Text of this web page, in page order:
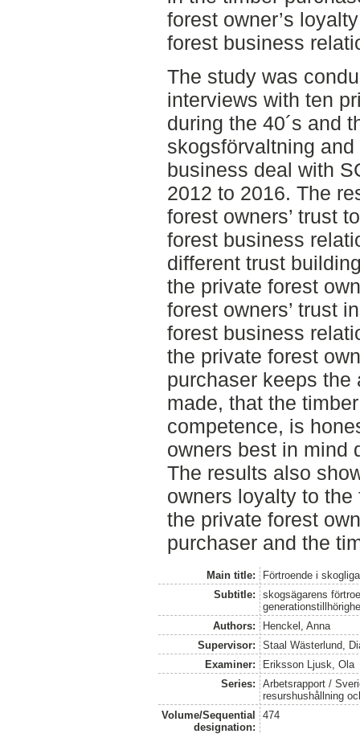
forest owner’s
forest business
The study was
interviews with ten
during the 40´s and
skogsförvaltning
business deal with
2012 to 2016. The
forest owners’ trust
forest business
different trust
the private forest
forest owners’ trust
forest business
the private forest
purchaser keeps the
made, that the
competence, is
owners best in mind
The results also
owners loyalty to
the private forest
purchaser and the
Main title:
Förtroende i
Subtitle:
skogsägarens
Authors:
Henckel, Anna
Supervisor:
Staal Wästerlund,
Examiner:
Eriksson Ljusk, Ola
Series:
Arbetsrapport /
resurshushållning
Volume/Sequential
designation:
474